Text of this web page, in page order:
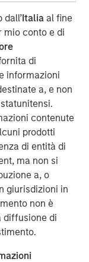
Italia al fine
mio conto e di
di
informazioni
a, e non
contenute
prodotti
di entità di
ma non si
a, o
giurisdizioni in
non è
diffusione di
Partners and
helps
IT strategies
nationwide
lifecycle
on telecom,
supplier
Morgan Stanley
Credit is
growth
serve
to partnering
in